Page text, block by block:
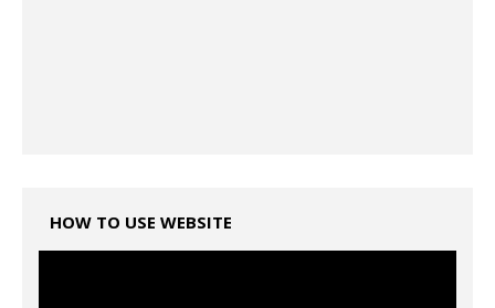
HOW TO USE WEBSITE